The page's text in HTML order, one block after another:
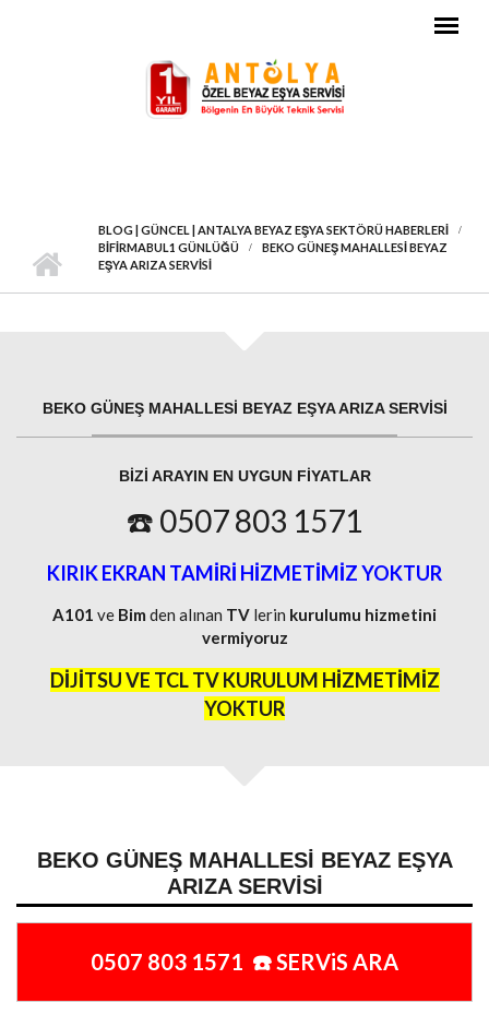
BLOG | GÜNCEL | ANTALYA BEYAZ EŞYA SEKTÖRÜ HABERLERI
BIFIRMABUL1 GÜNLÜĞÜ
BEKO GÜNEŞ MAHALLESI BEYAZ
EŞYA ARIZA SERVISI
BEKO GÜNEŞ MAHALLESI BEYAZ EŞYA ARIZA SERVISI
BIZI ARAYIN EN UYGUN FIYATLAR
☎️ 0507 803 1571
KIRIK EKRAN TAMİRİ HİZMETİMİZ YOKTUR
A101 ve Bim den alınan TV lerin kurulumu hizmetini
vermiyoruz
DİJİTSU VE TCL TV KURULUM HİZMETİMİZ
YOKTUR
BEKO GÜNEŞ MAHALLESI BEYAZ EŞYA
ARIZA SERVISI
0507 803 1571 ☎️ SERViS ARA